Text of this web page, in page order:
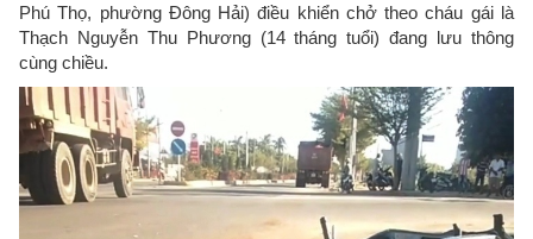
Phú Thọ, phường Đông Hải) điều khiển chở theo cháu gái là
Thạch Nguyễn Thu Phương (14 tháng tuổi) đang lưu thông
cùng chiều.